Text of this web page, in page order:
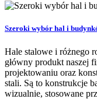
Szeroki wybór hal i
Hale stalowe i różnego
główny produkt naszej
projektowaniu oraz
stali. Są to konstrukcje
wizualnie, stosowane